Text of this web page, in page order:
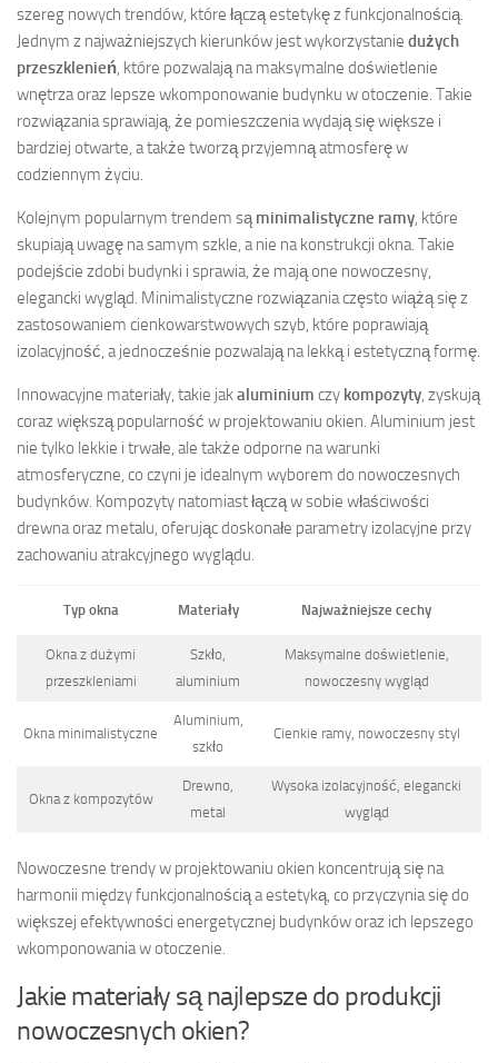
szereg nowych trendów, które łączą estetykę z funkcjonalnością.
Jednym z najważniejszych kierunków jest wykorzystanie dużych
przeszklenień, które pozwalają na maksymalne doświetlenie
wnętrza oraz lepsze wkomponowanie budynku w otoczenie. Takie
rozwiązania sprawiają, że pomieszczenia wydają się większe i
bardziej otwarte, a także tworzą przyjemną atmosferę w
codziennym życiu.
Kolejnym popularnym trendem sąminimalistyczne ramy, które
skupiają uwagę na samym szkle, a nie na konstrukcji okna. Takie
podejście zdobi budynki i sprawia, że mają one nowoczesny,
elegancki wygląd. Minimalistyczne rozwiązania często wiążą się z
zastosowaniem cienkowarstwowych szyb, które poprawiają
izolacyjność, a jednocześnie pozwalają na lekką i estetyczną formę.
Innowacyjne materiały, takie jakaluminium czy kompozyty, zyskują
coraz większą popularność w projektowaniu okien. Aluminium jest
nie tylko lekkie i trwałe, ale także odporne na warunki
atmosferyczne, co czyni je idealnym wyborem do nowoczesnych
budynków. Kompozyty natomiast łączą w sobie właściwości
drewna oraz metalu, oferując doskonałe parametry izolacyjne przy
zachowaniu atrakcyjnego wyglądu.
Typ okna Materiały Najważniejsze cechy
Okna z dużymi
przeszkleniami
Szkło,
aluminium
Maksymalne doświetlenie,
nowoczesny wygląd
Okna minimalistyczne
Aluminium,
szkło
Cienkie ramy, nowoczesny styl
Okna z kompozytów
Drewno,
metal
Wysoka izolacyjność, elegancki
wygląd
Nowoczesne trendy w projektowaniu okien koncentrują się na
harmonii między funkcjonalnością a estetyką, co przyczynia się do
większej efektywności energetycznej budynków oraz ich lepszego
wkomponowania w otoczenie.
Jakie materiały są najlepsze do produkcji
nowoczesnych okien?